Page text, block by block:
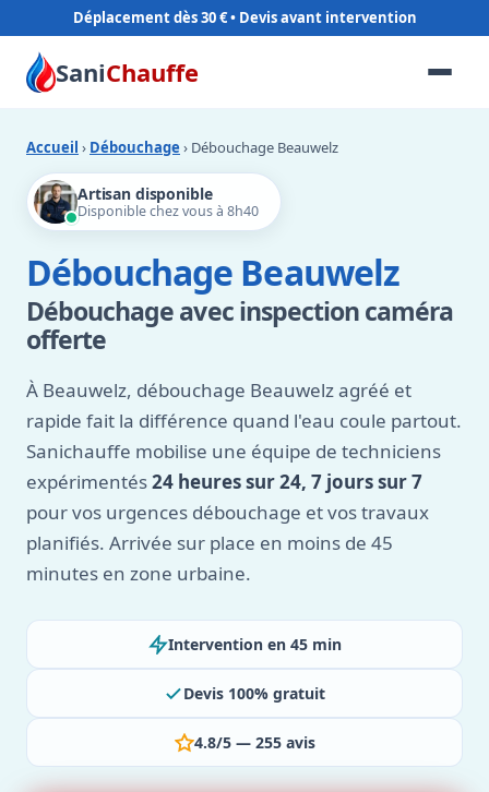
Déplacement dès 30 €
SaniChauffe
Accueil › Débouchage › Débouchage Beauwelz
Artisan disponible
Disponible chez vous à 8h40
Débouchage Beauwelz
Débouchage avec inspection caméra
offerte
À Beauwelz, débouchage Beauwelz agréé et
rapide fait la différence quand l'eau coule partout.
Sanichauffe mobilise une équipe de techniciens
expérimentés24 heures sur 24, 7 jours sur 7
pour vos urgences débouchage et vos travaux
planifiés. Arrivée sur place en moins de 45
minutes en zone urbaine.
Intervention en 45 min
Devis 100% gratuit
4.8/5 — 255 avis